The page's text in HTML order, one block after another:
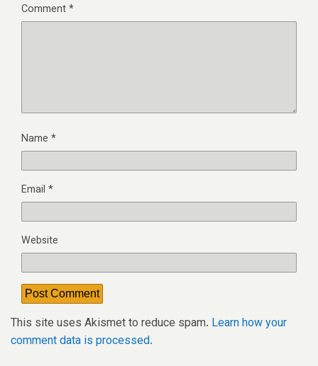
Comment*
Name *
Email *
Website
This site uses Akismet to reduce spam. Learn how your
comment data is processed.